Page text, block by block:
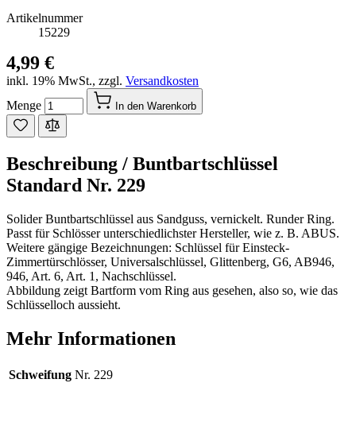
Artikelnummer
15229
4,99 €
inkl. 19% MwSt., zzgl. Versandkosten
Menge
In den Warenkorb
Beschreibung / Buntbartschlüssel
Standard Nr. 229
Solider Buntbartschlüssel aus Sandguss, vernickelt. Runder Ring.
Passt für Schlösser unterschiedlichster Hersteller, wie z. B. ABUS.
Weitere gängige Bezeichnungen: Schlüssel für Einsteck-
Zimmertürschlösser, Universalschlüssel, Glittenberg, G6, AB946,
946, Art. 6, Art. 1, Nachschlüssel.
Abbildung zeigt Bartform vom Ring aus gesehen, also so, wie das
Schlüsselloch aussieht.
Mehr Informationen
Schweifung Nr. 229